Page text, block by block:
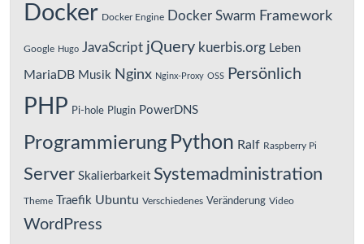
Docker Docker Engine Docker Swarm Framework
Google Hugo JavaScript jQuery kuerbis.org Leben
MariaDB Musik Nginx Nginx-Proxy OSS Persönlich
PHP Pi-hole Plugin PowerDNS
Programmierung Python Ralf Raspberry Pi
Server Skalierbarkeit Systemadministration
Theme Traefik Ubuntu Verschiedenes Veränderung Video
WordPress